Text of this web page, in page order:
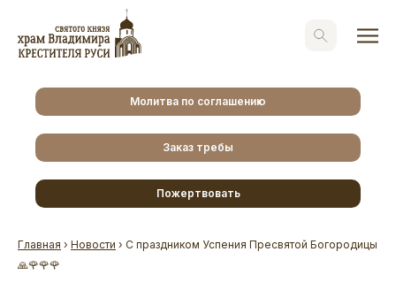
Молитва по соглашению
Заказ требы
Пожертвовать
Главная › Новости › С праздником Успения Пресвятой Богородицы
🙏🌹🌹🌹